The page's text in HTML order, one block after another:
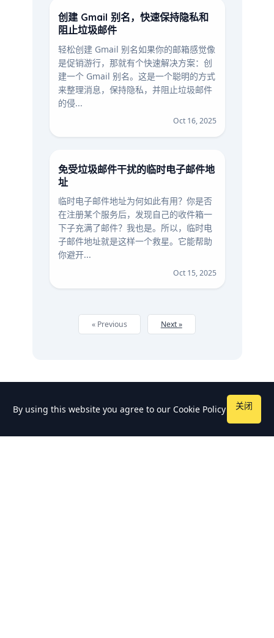
创建 Gmail 别名，快速保持隐私和
阻止垃圾邮件
轻松创建 Gmail 别名如果你的邮箱感觉像
是促销游行，那就有个快速解决方案：创
建一个 Gmail 别名。这是一个聪明的方式
来整理消息，保持隐私，并阻止垃圾邮件
的侵...
Oct 16, 2025
免受垃圾邮件干扰的临时电子邮件地
址
临时电子邮件地址为何如此有用？你是否
在注册某个服务后，发现自己的收件箱一
下子充满了邮件？我也是。所以，临时电
子邮件地址就是这样一个救星。它能帮助
你避开...
Oct 15, 2025
« Previous Next »
By using this website you agree to our Cookie Policy 关闭